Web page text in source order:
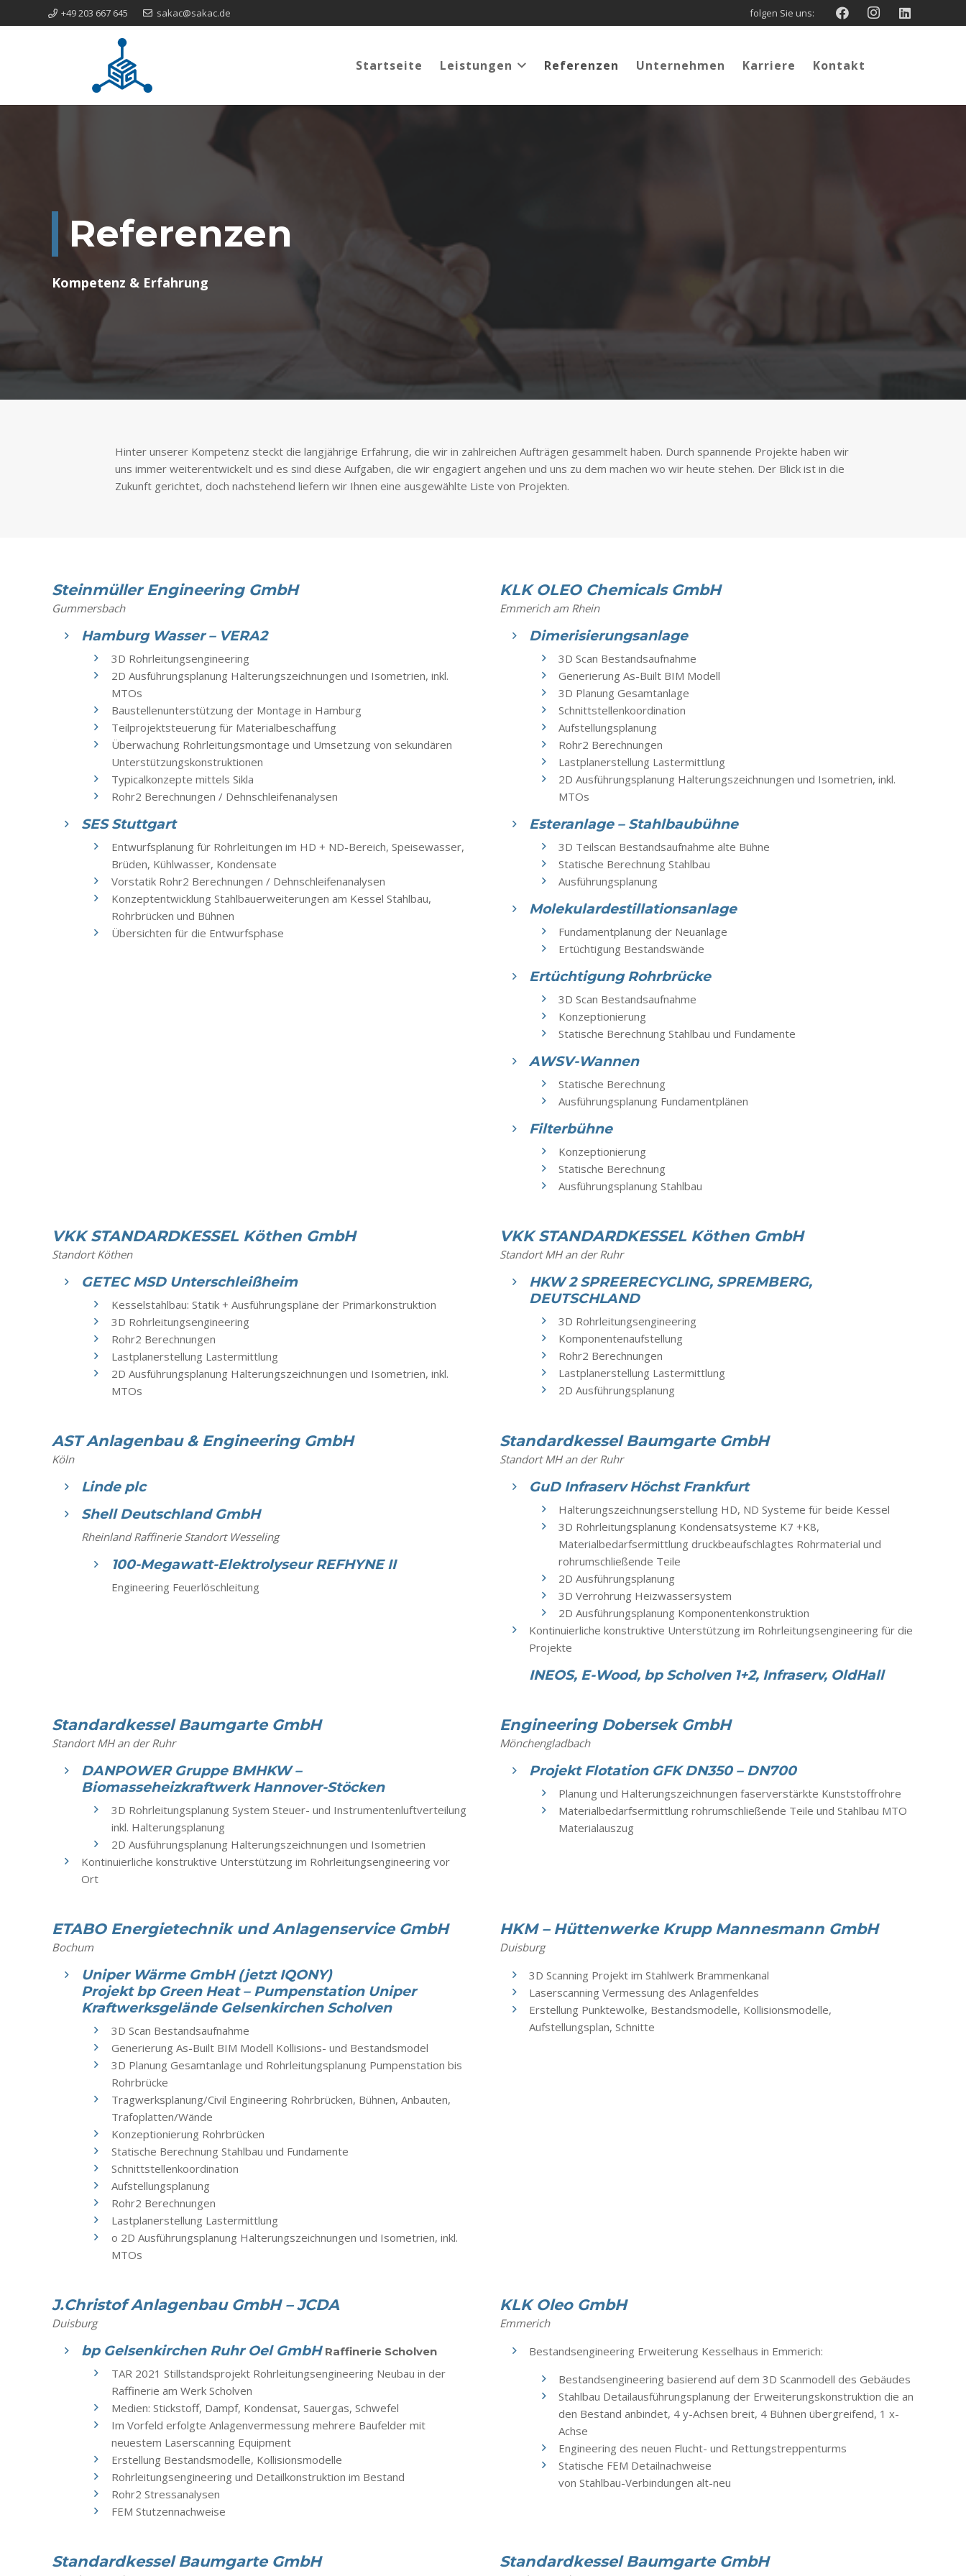
+49 203 667 645 sakac@sakac.de folgen Sie uns:
Startseite Leistungen Referenzen Unternehmen Karriere Kontakt
Referenzen
Kompetenz & Erfahrung
Hinter unserer Kompetenz steckt die langjährige Erfahrung, die wir in zahlreichen Aufträgen gesammelt haben. Durch spannende Projekte haben wir
uns immer weiterentwickelt und es sind diese Aufgaben, die wir engagiert angehen und uns zu dem machen wo wir heute stehen. Der Blick ist in die
Zukunft gerichtet, doch nachstehend liefern wir Ihnen eine ausgewählte Liste von Projekten.
Steinmüller Engineering GmbH
Gummersbach
Hamburg Wasser – VERA2
3D Rohrleitungsengineering
2D Ausführungsplanung Halterungszeichnungen und Isometrien, inkl.
MTOs
Baustellenunterstützung der Montage in Hamburg
Teilprojektsteuerung für Materialbeschaffung
Überwachung Rohrleitungsmontage und Umsetzung von sekundären
Unterstützungskonstruktionen
Typicalkonzepte mittels Sikla
Rohr2 Berechnungen / Dehnschleifenanalysen
SES Stuttgart
Entwurfsplanung für Rohrleitungen im HD + ND-Bereich, Speisewasser,
Brüden, Kühlwasser, Kondensate
Vorstatik Rohr2 Berechnungen / Dehnschleifenanalysen
Konzeptentwicklung Stahlbauerweiterungen am Kessel Stahlbau,
Rohrbrücken und Bühnen
Übersichten für die Entwurfsphase
KLK OLEO Chemicals GmbH
Emmerich am Rhein
Dimerisierungsanlage
3D Scan Bestandsaufnahme
Generierung As-Built BIM Modell
3D Planung Gesamtanlage
Schnittstellenkoordination
Aufstellungsplanung
Rohr2 Berechnungen
Lastplanerstellung Lastermittlung
2D Ausführungsplanung Halterungszeichnungen und Isometrien, inkl.
MTOs
Esteranlage – Stahlbaubühne
3D Teilscan Bestandsaufnahme alte Bühne
Statische Berechnung Stahlbau
Ausführungsplanung
Molekulardestillationsanlage
Fundamentplanung der Neuanlage
Ertüchtigung Bestandswände
Ertüchtigung Rohrbrücke
3D Scan Bestandsaufnahme
Konzeptionierung
Statische Berechnung Stahlbau und Fundamente
AWSV-Wannen
Statische Berechnung
Ausführungsplanung Fundamentplänen
Filterbühne
Konzeptionierung
Statische Berechnung
Ausführungsplanung Stahlbau
VKK STANDARDKESSEL Köthen GmbH
Standort Köthen
GETEC MSD Unterschleißheim
Kesselstahlbau: Statik + Ausführungspläne der Primärkonstruktion
3D Rohrleitungsengineering
Rohr2 Berechnungen
Lastplanerstellung Lastermittlung
2D Ausführungsplanung Halterungszeichnungen und Isometrien, inkl.
MTOs
VKK STANDARDKESSEL Köthen GmbH
Standort MH an der Ruhr
HKW 2 SPREERECYCLING, SPREMBERG,
DEUTSCHLAND
3D Rohrleitungsengineering
Komponentenaufstellung
Rohr2 Berechnungen
Lastplanerstellung Lastermittlung
2D Ausführungsplanung
AST Anlagenbau & Engineering GmbH
Köln
Linde plc
Shell Deutschland GmbH
Rheinland Raffinerie Standort Wesseling
100-Megawatt-Elektrolyseur REFHYNE II
Engineering Feuerlöschleitung
Standardkessel Baumgarte GmbH
Standort MH an der Ruhr
GuD Infraserv Höchst Frankfurt
Halterungszeichnungserstellung HD, ND Systeme für beide Kessel
3D Rohrleitungsplanung Kondensatsysteme K7 +K8,
Materialbedarfsermittlung druckbeaufschlagtes Rohrmaterial und
rohrumschließende Teile
2D Ausführungsplanung
3D Verrohrung Heizwassersystem
2D Ausführungsplanung Komponentenkonstruktion
Kontinuierliche konstruktive Unterstützung im Rohrleitungsengineering für die
Projekte
INEOS, E-Wood, bp Scholven 1+2, Infraserv, OldHall
Standardkessel Baumgarte GmbH
Standort MH an der Ruhr
DANPOWER Gruppe BMHKW –
Biomasseheizkraftwerk Hannover-Stöcken
3D Rohrleitungsplanung System Steuer- und Instrumentenluftverteilung
inkl. Halterungsplanung
2D Ausführungsplanung Halterungszeichnungen und Isometrien
Kontinuierliche konstruktive Unterstützung im Rohrleitungsengineering vor
Ort
Engineering Dobersek GmbH
Mönchengladbach
Projekt Flotation GFK DN350 – DN700
Planung und Halterungszeichnungen faserverstärkte Kunststoffrohre
Materialbedarfsermittlung rohrumschließende Teile und Stahlbau MTO
Materialauszug
ETABO Energietechnik und Anlagenservice GmbH
Bochum
Uniper Wärme GmbH (jetzt IQONY)
Projekt bp Green Heat – Pumpenstation Uniper
Kraftwerksgelände Gelsenkirchen Scholven
3D Scan Bestandsaufnahme
Generierung As-Built BIM Modell Kollisions- und Bestandsmodel
3D Planung Gesamtanlage und Rohrleitungsplanung Pumpenstation bis
Rohrbrücke
Tragwerksplanung/Civil Engineering Rohrbrücken, Bühnen, Anbauten,
Trafoplatten/Wände
Konzeptionierung Rohrbrücken
Statische Berechnung Stahlbau und Fundamente
Schnittstellenkoordination
Aufstellungsplanung
Rohr2 Berechnungen
Lastplanerstellung Lastermittlung
o 2D Ausführungsplanung Halterungszeichnungen und Isometrien, inkl.
MTOs
HKM – Hüttenwerke Krupp Mannesmann GmbH
Duisburg
3D Scanning Projekt im Stahlwerk Brammenkanal
Laserscanning Vermessung des Anlagenfeldes
Erstellung Punktewolke, Bestandsmodelle, Kollisionsmodelle,
Aufstellungsplan, Schnitte
J.Christof Anlagenbau GmbH – JCDA
Duisburg
bp Gelsenkirchen Ruhr Oel GmbH Raffinerie Scholven
TAR 2021 Stillstandsprojekt Rohrleitungsengineering Neubau in der
Raffinerie am Werk Scholven
Medien: Stickstoff, Dampf, Kondensat, Sauergas, Schwefel
Im Vorfeld erfolgte Anlagenvermessung mehrere Baufelder mit
neuestem Laserscanning Equipment
Erstellung Bestandsmodelle, Kollisionsmodelle
Rohrleitungsengineering und Detailkonstruktion im Bestand
Rohr2 Stressanalysen
FEM Stutzennachweise
KLK Oleo GmbH
Emmerich
Bestandsengineering Erweiterung Kesselhaus in Emmerich:
Bestandsengineering basierend auf dem 3D Scanmodell des Gebäudes
Stahlbau Detailausführungsplanung der Erweiterungskonstruktion die an
den Bestand anbindet, 4 y-Achsen breit, 4 Bühnen übergreifend, 1 x-
Achse
Engineering des neuen Flucht- und Rettungstreppenturms
Statische FEM Detailnachweise
von Stahlbau-Verbindungen alt-neu
Standardkessel Baumgarte GmbH Standardkessel Baumgarte GmbH